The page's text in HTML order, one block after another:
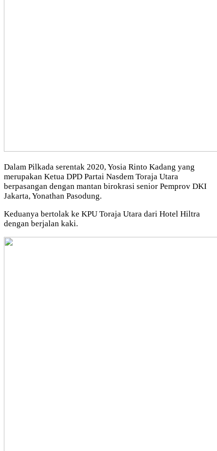
Dalam Pilkada serentak 2020, Yosia Rinto Kadang yang
merupakan Ketua DPD Partai Nasdem Toraja Utara
berpasangan dengan mantan birokrasi senior Pemprov DKI
Jakarta, Yonathan Pasodung.
Keduanya bertolak ke KPU Toraja Utara dari Hotel Hiltra
dengan berjalan kaki.